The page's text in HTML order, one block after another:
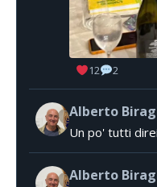
12 2
Alberto
Un po' tutti
Alberto